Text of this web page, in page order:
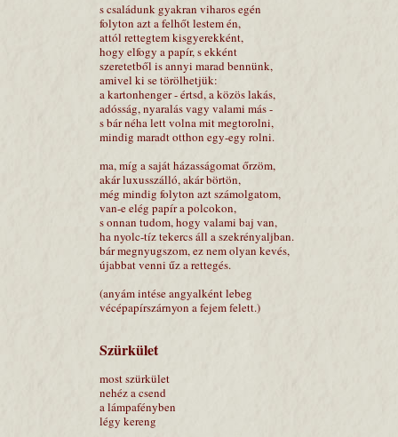
s családunk gyakran viharos egén
folyton azt a felhőt lestem én,
attól rettegtem kisgyerekként,
hogy elfogy a papír, s ekként
szeretetből is annyi marad bennünk,
amivel ki se törölhetjük:
a kartonhenger - értsd, a közös lakás,
adósság, nyaralás vagy valami más -
s bár néha lett volna mit megtorolni,
mindig maradt otthon egy-egy rolni.
ma, míg a saját házasságomat őrzöm,
akár luxusszálló, akár börtön,
még mindig folyton azt számolgatom,
van-e elég papír a polcokon,
s onnan tudom, hogy valami baj van,
ha nyolc-tíz tekercs áll a szekrényaljban.
bár megnyugszom, ez nem olyan kevés,
újabbat venni űz a rettegés.
(anyám intése angyalként lebeg
vécépapírszárnyon a fejem felett.)
Szürkület
most szürkület
nehéz a csend
a lámpafényben
légy kereng